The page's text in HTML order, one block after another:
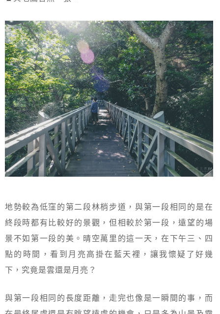
地勢較為低窪的第二段林梢步道，與第一段相同的是在
終段時都有比較好的景觀，但相較於第一段，遠望的場
景不如第一段的美。晴空萬里的這一天，在下午三、四
點的時間，看到月亮高掛在藍天裡，讓我懷疑了好幾
下，究竟是雲還是月亮？
與第一段相同的長度距離，走完也像是一瞬間的事，而